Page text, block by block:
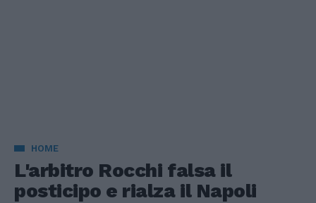
HOME
L'arbitro Rocchi falsa il
posticipo e rialza il Napoli